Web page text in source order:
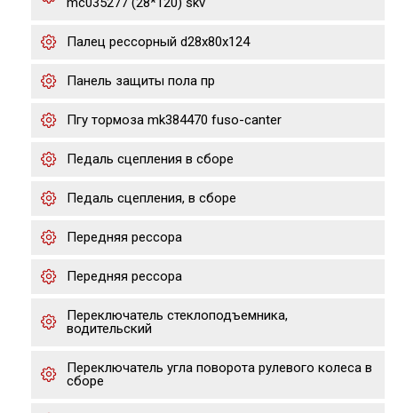
Палец рессорный d28x80x124
Панель защиты пола пр
Пгу тормоза mk384470 fuso-canter
Педаль сцепления в сборе
Педаль сцепления, в сборе
Передняя рессора
Передняя рессора
Переключатель стеклоподъемника,
водительский
Переключатель угла поворота рулевого колеса в
сборе